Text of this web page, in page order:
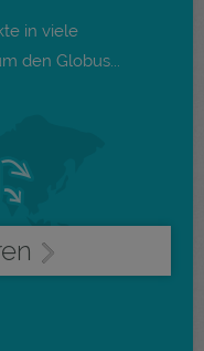
in viele
den Globus...